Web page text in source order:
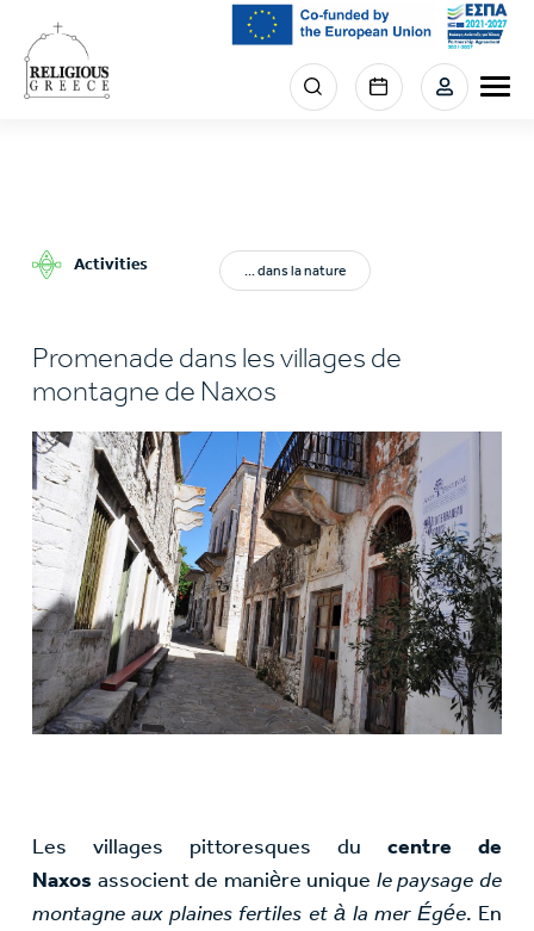
main
content
Menu
section
Activities ... dans la nature
Promenade dans les villages de
montagne de Naxos
Les villages pittoresques du centre de
Naxos associent de manière unique le paysage de
montagne aux plaines fertiles et à la mer Égée. En